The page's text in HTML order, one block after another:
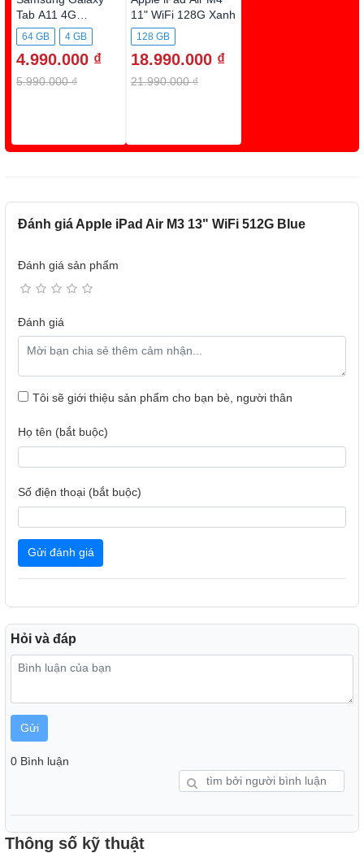
Tab A11 4G
(4GB+64G) X135G
Xám
64 GB 4 GB
4.990.000 ₫
5.990.000 ₫
11" WiFi 128G Xanh
128 GB
18.990.000 ₫
21.990.000 ₫
Đánh giá Apple iPad Air M3 13" WiFi 512G Blue
Đánh giá sản phẩm
Đánh giá
Tôi sẽ giới thiệu sản phẩm cho bạn bè, người thân
Họ tên (bắt buộc)
Số điện thoại (bắt buộc)
Gửi đánh giá
Hỏi và đáp
Gửi
0 Bình luận
Thông số kỹ thuật